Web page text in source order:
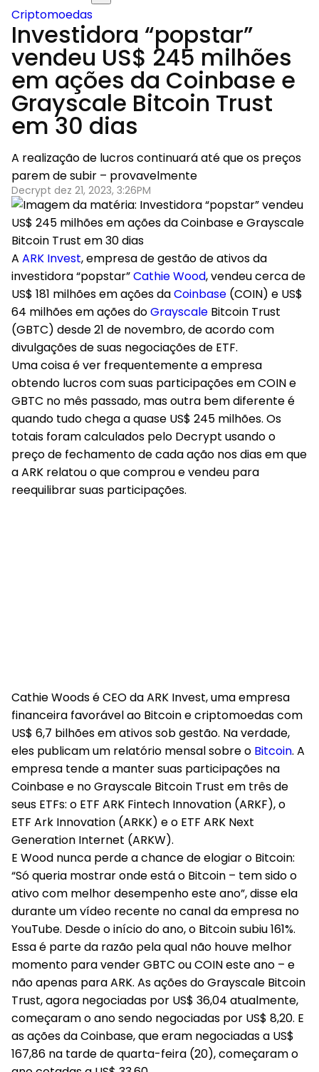
Criptomoedas
Investidora “popstar”
vendeu US$ 245 milhões
em ações da Coinbase e
Grayscale Bitcoin Trust
em 30 dias
A realização de lucros continuará até que os preços
parem de subir – provavelmente
Decrypt dez 21, 2023, 3:26PM
A ARK Invest, empresa de gestão de ativos da
investidora “popstar”Cathie Wood, vendeu cerca de
US$ 181 milhões em ações daCoinbase (COIN) e US$
64 milhões em ações doGrayscale Bitcoin Trust
(GBTC) desde 21 de novembro, de acordo com
divulgações de suas negociações de ETF.
Uma coisa é ver frequentemente a empresa
obtendo lucros com suas participações em COIN e
GBTC no mês passado, mas outra bem diferente é
quando tudo chega a quase US$ 245 milhões. Os
totais foram calculados pelo Decrypt usando o
preço de fechamento de cada ação nos dias em que
a ARK relatou o que comprou e vendeu para
reequilibrar suas participações.
Cathie Woods é CEO da ARK Invest, uma empresa
financeira favorável ao Bitcoin e criptomoedas com
US$ 6,7 bilhões em ativos sob gestão. Na verdade,
eles publicam um relatório mensal sobre o Bitcoin. A
empresa tende a manter suas participações na
Coinbase e no Grayscale Bitcoin Trust em três de
seus ETFs: o ETF ARK Fintech Innovation (ARKF), o
ETF Ark Innovation (ARKK) e o ETF ARK Next
Generation Internet (ARKW).
E Wood nunca perde a chance de elogiar o Bitcoin:
“Só queria mostrar onde está o Bitcoin – tem sido o
ativo com melhor desempenho este ano”, disse ela
durante um vídeo recente no canal da empresa no
YouTube. Desde o início do ano, o Bitcoin subiu 161%.
Essa é parte da razão pela qual não houve melhor
momento para vender GBTC ou COIN este ano – e
não apenas para ARK. As ações do Grayscale Bitcoin
Trust, agora negociadas por US$ 36,04 atualmente,
começaram o ano sendo negociadas por US$ 8,20. E
as ações da Coinbase, que eram negociadas a US$
167,86 na tarde de quarta-feira (20), começaram o